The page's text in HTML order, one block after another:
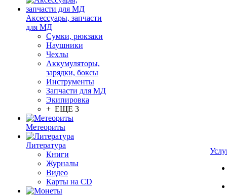
Аксессуары, запчасти
для МД
Сумки, рюкзаки
Наушники
Чехлы
Аккумуляторы,
зарядки, боксы
Инструменты
Запчасти для МД
Экипировка
+ ЕЩЕ 3
Метеориты
Литература
Книги
Журналы
Видео
Карты на CD